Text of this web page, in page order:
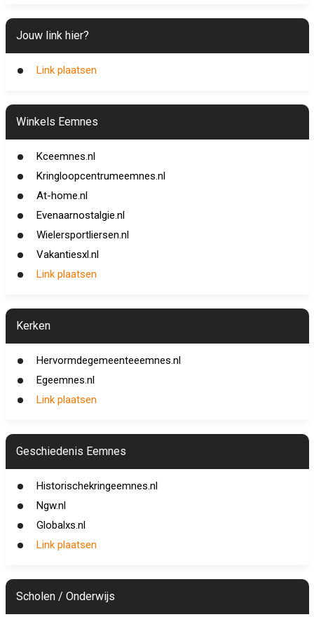
Jouw link hier?
Link plaatsen
Winkels Eemnes
Kceemnes.nl
Kringloopcentrumeemnes.nl
At-home.nl
Evenaarnostalgie.nl
Wielersportliersen.nl
Vakantiesxl.nl
Link plaatsen
Kerken
Hervormdegemeenteeemnes.nl
Egeemnes.nl
Link plaatsen
Geschiedenis Eemnes
Historischekringeemnes.nl
Ngw.nl
Globalxs.nl
Link plaatsen
Scholen / Onderwijs